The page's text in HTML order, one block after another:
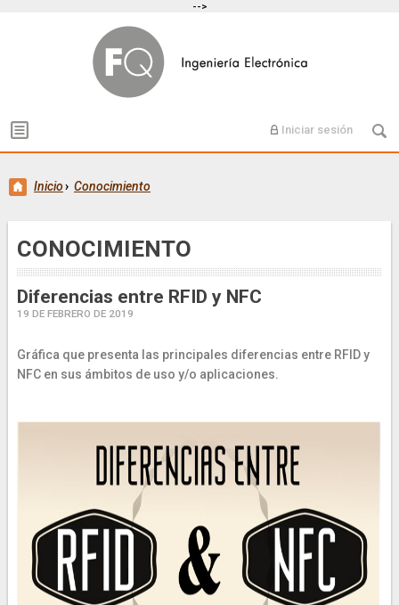
-->
Iniciar sesión
Inicio› Conocimiento
CONOCIMIENTO
Diferencias entre RFID y NFC
19 DE FEBRERO DE 2019
Gráfica que presenta las principales diferencias entre RFID y
NFC en sus ámbitos de uso y/o aplicaciones.